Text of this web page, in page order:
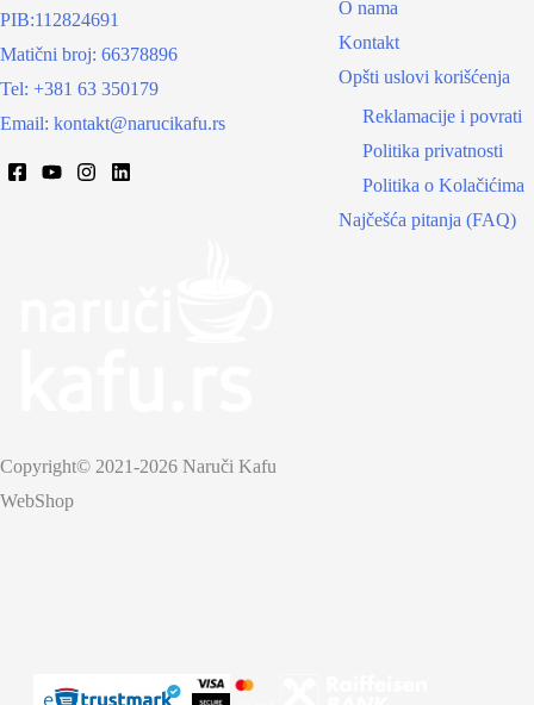
PIB:112824691
Matični broj: 66378896
Tel: +381 63 350179
Email: kontakt@narucikafu.rs
O nama
Kontakt
Opšti uslovi korišćenja
Reklamacije i povrati
Politika privatnosti
Politika o Kolačićima
Najčešća pitanja (FAQ)
Copyright© 2021-2026 Naruči Kafu
WebShop